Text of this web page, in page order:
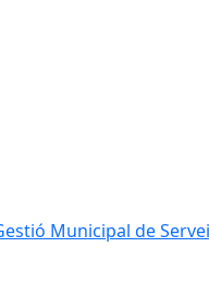
Municipal de